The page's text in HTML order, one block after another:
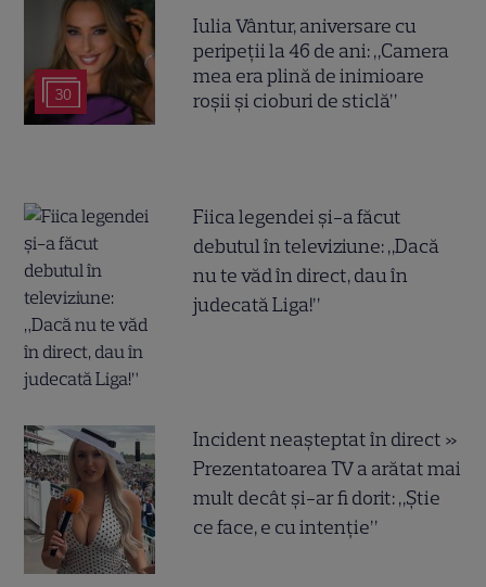
30
Iulia Vântur, aniversare cu
peripeții la 46 de ani: „Camera
mea era plină de inimioare
roșii și cioburi de sticlă”
Fiica legendei și-a făcut
debutul în televiziune: „Dacă
nu te văd în direct, dau în
judecată Liga!”
Incident neașteptat în direct »
Prezentatoarea TV a arătat mai
mult decât și-ar fi dorit: „Știe
ce face, e cu intenție”